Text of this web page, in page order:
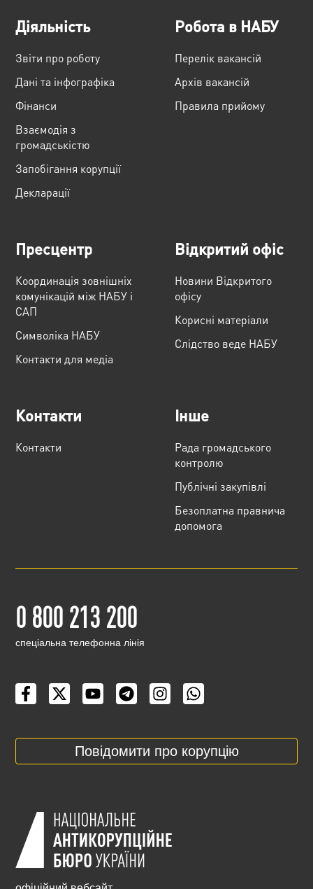
Діяльність
Звіти про роботу
Дані та інфографіка
Фінанси
Взаємодія з
громадськістю
Запобігання корупції
Декларації
Робота в НАБУ
Перелік вакансій
Архів вакансій
Правила прийому
Пресцентр
Координація зовнішніх
комунікацій між НАБУ і
САП
Cимволіка НАБУ
Контакти для медіа
Відкритий офіс
Новини Відкритого
офісу
Корисні матеріали
Слідство веде НАБУ
Контакти
Контакти
Інше
Рада громадського
контролю
Публічні закупівлі
Безоплатна правнича
допомога
0 800 213 200
cпеціальна телефонна лінія
Повідомити про корупцію